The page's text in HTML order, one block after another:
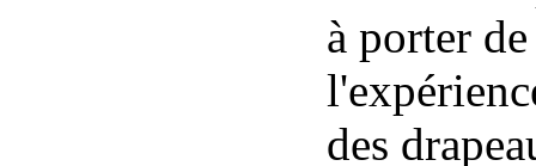
à porter
des